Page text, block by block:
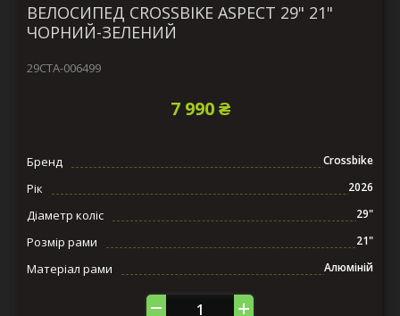
ВЕЛОСИПЕД CROSSBIKE ASPECT 29" 21"
ЧОРНИЙ-ЗЕЛЕНИЙ
29СTA-006499
7 990 ₴
Бренд Crossbike
Рік 2026
Діаметр коліс 29"
Розмір рами 21"
Матеріал рами Алюміній